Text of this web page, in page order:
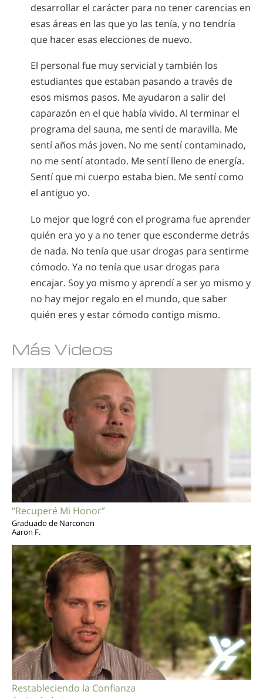
desarrollar el carácter para no tener carencias en
esas áreas en las que yo las tenía, y no tendría
que hacer esas elecciones de nuevo.
El personal fue muy servicial y también los
estudiantes que estaban pasando a través de
esos mismos pasos. Me ayudaron a salir del
caparazón en el que había vivido. Al terminar el
programa del sauna, me sentí de maravilla. Me
sentí años más joven. No me sentí contaminado,
no me sentí atontado. Me sentí lleno de energía.
Sentí que mi cuerpo estaba bien. Me sentí como
el antiguo yo.
Lo mejor que logré con el programa fue aprender
quién era yo y a no tener que esconderme detrás
de nada. No tenía que usar drogas para sentirme
cómodo. Ya no tenía que usar drogas para
encajar. Soy yo mismo y aprendí a ser yo mismo y
no hay mejor regalo en el mundo, que saber
quién eres y estar cómodo contigo mismo.
Más Videos
“Recuperé Mi Honor”
Graduado de Narconon
Aaron F.
Restableciendo la Confianza